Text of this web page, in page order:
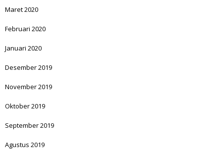
Maret 2020
Februari 2020
Januari 2020
Desember 2019
November 2019
Oktober 2019
September 2019
Agustus 2019